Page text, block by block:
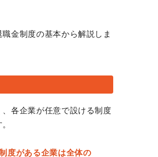
金制度の基本から解説しま
各企業が任意で設ける制度
度がある企業は全体の